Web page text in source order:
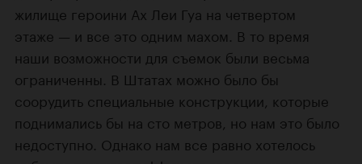
жилище героини Ах Леи Гуа на четвертом
этаже — и все это одним махом. В то время
наши возможности для съемок были весьма
ограниченны. В Штатах можно было бы
соорудить специальные конструкции, которые
поднимались бы на сто метров, но нам это было
недоступно. Однако нам все равно хотелось